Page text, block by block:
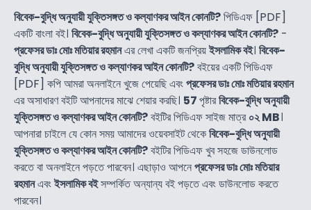
বিবেক-বুদ্ধি অনুযায়ী যুক্তিসঙ্গত ও কল্যাণকর আইন কোনটি?পিডিএফ [PDF]
একটি বাংলা বই। বিবেক-বুদ্ধি অনুযায়ী যুক্তিসঙ্গত ও কল্যাণকর আইন কোনটি? -
প্রফেসর ডাঃ মোঃ মতিয়ার রহমানএর লেখা একটি জনপ্রিয়ইসলামিক বই। বিবেক-
বুদ্ধি অনুযায়ী যুক্তিসঙ্গত ও কল্যাণকর আইন কোনটি?বইয়ের একটি পিডিএফ
[PDF] কপি আমরা অনলাইনে খুজে পেয়েছি এবংপ্রফেসর ডাঃ মোঃ মতিয়ার রহমান
এর অসাধারণ বইটি আপনাদের মাঝে শেয়ার করছি। 57পৃষ্টারবিবেক-বুদ্ধি অনুযায়ী
যুক্তিসঙ্গত ও কল্যাণকর আইন কোনটি?বইটির পিডিএফ সাইজ মাত্র০২ MB।
আপনারা চাইলে যে কোন সময় আমাদের ওয়েবসাইট থেকেবিবেক-বুদ্ধি অনুযায়ী
যুক্তিসঙ্গত ও কল্যাণকর আইন কোনটি?বইটির পিডিএফ খুব সহজে ডাউনলোড
করতে বা অনলাইনে পড়তে পারবেন। এছাড়াও আপনেপ্রফেসর ডাঃ মোঃ মতিয়ার
রহমানএবংইসলামিক বইসম্পর্কিত অন্যান্য বই পড়তে এবং ডাউনলোড করতে
পারবেন।